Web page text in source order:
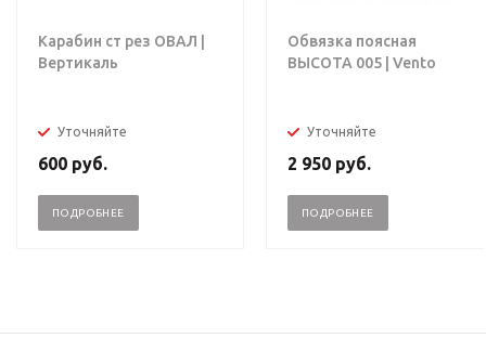
Карабин ст рез ОВАЛ |
Вертикаль
Уточняйте
600 руб.
ПОДРОБНЕЕ
Обвязка поясная
ВЫСОТА 005 | Vento
Уточняйте
2 950 руб.
ПОДРОБНЕЕ